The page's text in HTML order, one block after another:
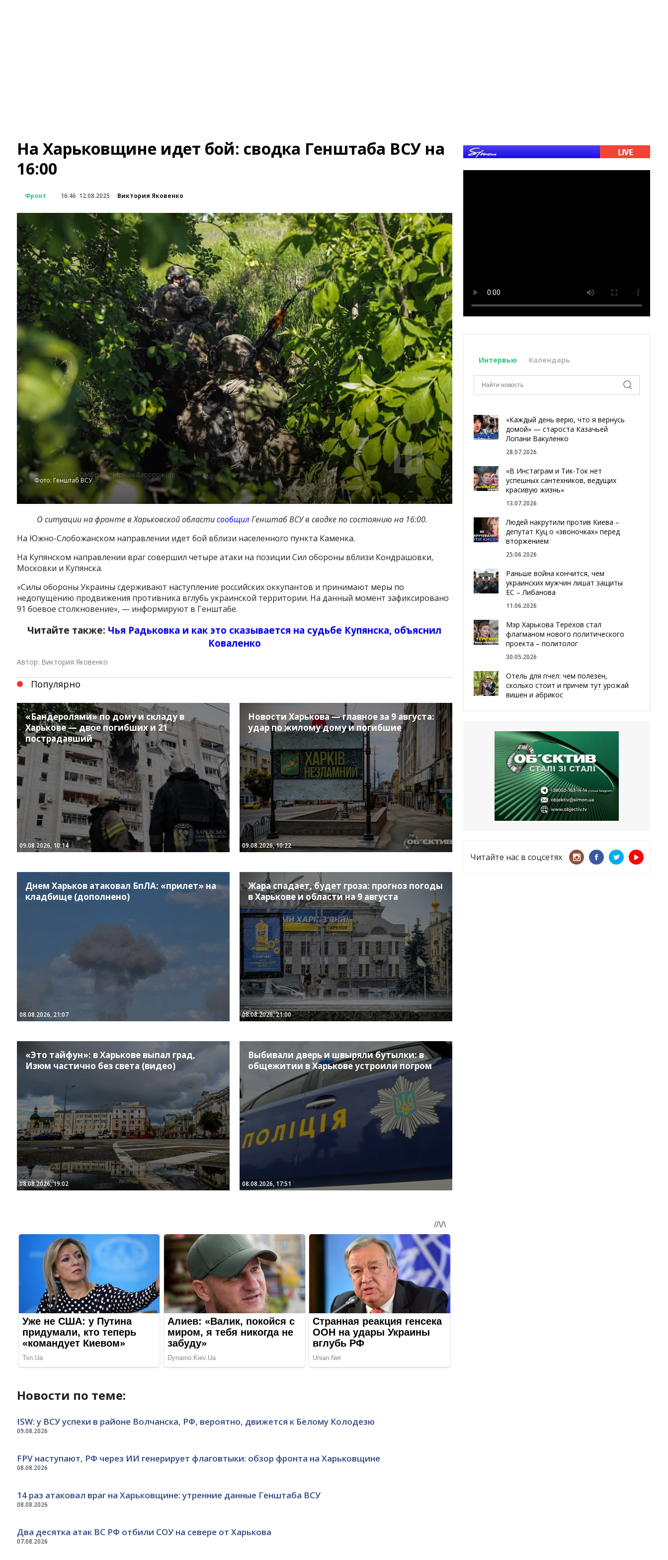
На Харьковщине идет бой: сводка Генштаба ВСУ на
16:00
Фронт 16:46 12.08.2025 Виктория Яковенко
Фото: Генштаб ВСУ
О ситуации на фронте в Харьковской областисообщил Генштаб ВСУ в сводке по состоянию на 16:00.
На Южно-Слобожанском направлении идет бой вблизи населенного пункта Каменка.
На Купянском направлении враг совершил четыре атаки на позиции Сил обороны вблизи Кондрашовки,
Московки и Купянска.
«Силы обороны Украины сдерживают наступление российских оккупантов и принимают меры по
недопущению продвижения противника вглубь украинской территории. На данный момент зафиксировано
91 боевое столкновение», — информируют в Генштабе.
Читайте также: Чья Радьковка и как это сказывается на судьбе Купянска, объяснил
Коваленко
Автор: Виктория Яковенко
Популярно
«Бандеролями» по дому и складу в
Харькове — двое погибших и 21
пострадавший
09.08.2026, 10:14
Новости Харькова — главное за 9 августа:
удар по жилому дому и погибшие
09.08.2026, 10:22
Днем Харьков атаковал БпЛА: «прилет» на
кладбище (дополнено)
08.08.2026, 21:07
Жара спадает, будет гроза: прогноз погоды
в Харькове и области на 9 августа
08.08.2026, 21:00
«Это тайфун»: в Харькове выпал град,
Изюм частично без света (видео)
08.08.2026, 19:02
Выбивали дверь и швыряли бутылки: в
общежитии в Харькове устроили погром
08.08.2026, 17:51
Новости по теме:
09.08.2026
ISW: у ВСУ успехи в районе Волчанска, РФ, вероятно, движется к Белому Колодезю
08.08.2026
FPV наступают, РФ через ИИ генерирует флаговтыки: обзор фронта на Харьковщине
08.08.2026
14 раз атаковал враг на Харьковщине: утренние данные Генштаба ВСУ
07.08.2026
Два десятка атак ВС РФ отбили СОУ на севере от Харькова
Интервью Календарь
«Каждый день верю, что я вернусь
домой» — староста Казачьей
Лопани Вакуленко
28.07.2026
«В Инстаграм и Тик-Ток нет
успешных сантехников, ведущих
красивую жизнь»
13.07.2026
Людей накрутили против Киева –
депутат Куц о «звоночках» перед
вторжением
25.06.2026
Раньше война кончится, чем
украинских мужчин лишат защиты
ЕС – Либанова
11.06.2026
Мэр Харькова Терехов стал
флагманом нового политического
проекта – политолог
30.05.2026
Отель для пчел: чем полезен,
сколько стоит и причем тут урожай
вишен и абрикос
Чугуева, города, который устоял,
несмотря ни на что
21.05.2026
«ТЦК нарушает закон? Пусть
платят!» Как благодаря штрафу
женщину сняли с учета
15.05.2026
Читайте нас в соцсетях
InstagramFacebook
TwitterYoutube